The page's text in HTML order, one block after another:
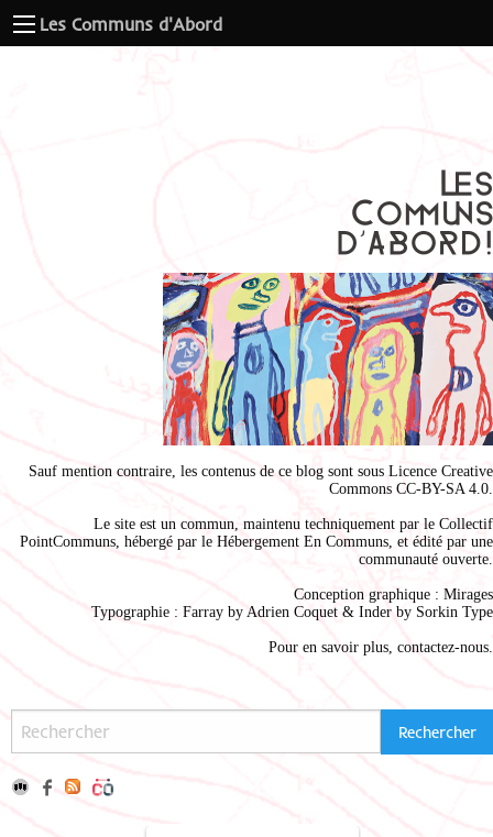
Les Communs d'Abord
Sauf mention contraire, les contenus de ce blog sont sous Licence Creative
Commons CC-BY-SA 4.0.
Le site est un commun, maintenu techniquement par le Collectif
PointCommuns, hébergé par le Hébergement En Communs, et édité par une
communauté ouverte.
Conception graphique : Mirages
Typographie : Farray by Adrien Coquet & Inder by Sorkin Type
Pour en savoir plus, contactez-nous.